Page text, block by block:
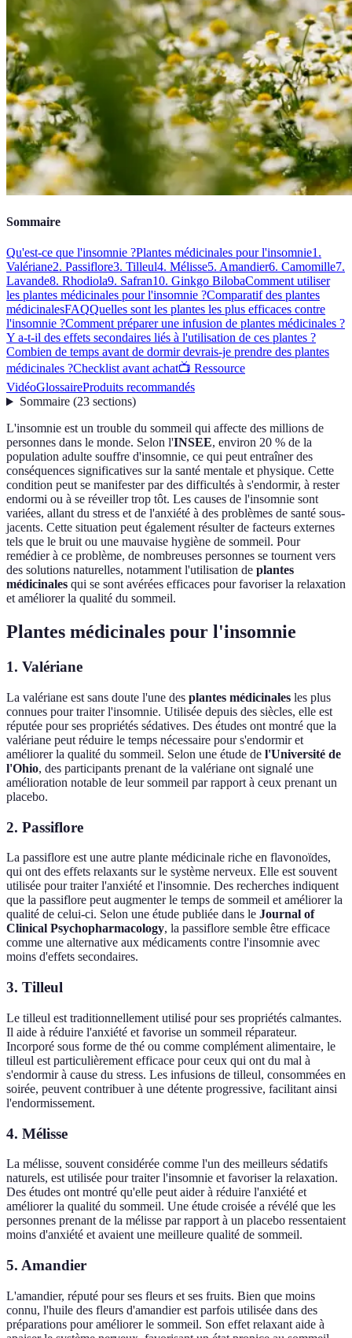
Sommaire
Qu'est-ce que l'insomnie ?Plantes médicinales pour l'insomnie1.
Valériane2. Passiflore3. Tilleul4. Mélisse5. Amandier6. Camomille7.
Lavande8. Rhodiola9. Safran10. Ginkgo BilobaComment utiliser
les plantes médicinales pour l'insomnie ?Comparatif des plantes
médicinalesFAQQuelles sont les plantes les plus efficaces contre
l'insomnie ?Comment préparer une infusion de plantes médicinales ?
Y a-t-il des effets secondaires liés à l'utilisation de ces plantes ?
Combien de temps avant de dormir devrais-je prendre des plantes
médicinales ?Checklist avant achat📺 Ressource
VidéoGlossaireProduits recommandés
Sommaire(23 sections)
L'insomnie est un trouble du sommeil qui affecte des millions de
personnes dans le monde. Selon l'INSEE, environ 20 % de la
population adulte souffre d'insomnie, ce qui peut entraîner des
conséquences significatives sur la santé mentale et physique. Cette
condition peut se manifester par des difficultés à s'endormir, à rester
endormi ou à se réveiller trop tôt. Les causes de l'insomnie sont
variées, allant du stress et de l'anxiété à des problèmes de santé sous-
jacents. Cette situation peut également résulter de facteurs externes
tels que le bruit ou une mauvaise hygiène de sommeil. Pour
remédier à ce problème, de nombreuses personnes se tournent vers
des solutions naturelles, notamment l'utilisation de plantes
médicinales qui se sont avérées efficaces pour favoriser la relaxation
et améliorer la qualité du sommeil.
Plantes médicinales pour l'insomnie
1. Valériane
La valériane est sans doute l'une des plantes médicinales les plus
connues pour traiter l'insomnie. Utilisée depuis des siècles, elle est
réputée pour ses propriétés sédatives. Des études ont montré que la
valériane peut réduire le temps nécessaire pour s'endormir et
améliorer la qualité du sommeil. Selon une étude de l'Université de
l'Ohio, des participants prenant de la valériane ont signalé une
amélioration notable de leur sommeil par rapport à ceux prenant un
placebo.
2. Passiflore
La passiflore est une autre plante médicinale riche en flavonoïdes,
qui ont des effets relaxants sur le système nerveux. Elle est souvent
utilisée pour traiter l'anxiété et l'insomnie. Des recherches indiquent
que la passiflore peut augmenter le temps de sommeil et améliorer la
qualité de celui-ci. Selon une étude publiée dans le Journal of
Clinical Psychopharmacology, la passiflore semble être efficace
comme une alternative aux médicaments contre l'insomnie avec
moins d'effets secondaires.
3. Tilleul
Le tilleul est traditionnellement utilisé pour ses propriétés calmantes.
Il aide à réduire l'anxiété et favorise un sommeil réparateur.
Incorporé sous forme de thé ou comme complément alimentaire, le
tilleul est particulièrement efficace pour ceux qui ont du mal à
s'endormir à cause du stress. Les infusions de tilleul, consommées en
soirée, peuvent contribuer à une détente progressive, facilitant ainsi
l'endormissement.
4. Mélisse
La mélisse, souvent considérée comme l'un des meilleurs sédatifs
naturels, est utilisée pour traiter l'insomnie et favoriser la relaxation.
Des études ont montré qu'elle peut aider à réduire l'anxiété et
améliorer la qualité du sommeil. Une étude croisée a révélé que les
personnes prenant de la mélisse par rapport à un placebo ressentaient
moins d'anxiété et avaient une meilleure qualité de sommeil.
5. Amandier
L'amandier, réputé pour ses fleurs et ses fruits. Bien que moins
connu, l'huile des fleurs d'amandier est parfois utilisée dans des
préparations pour améliorer le sommeil. Son effet relaxant aide à